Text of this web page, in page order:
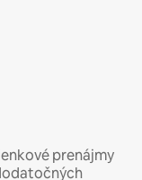
prenájmy